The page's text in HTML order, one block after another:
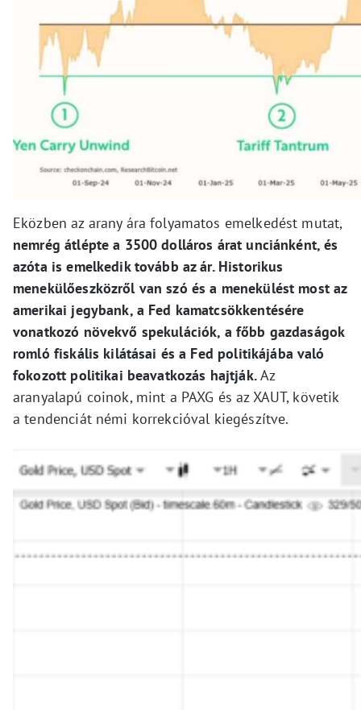
Eközben az arany ára folyamatos emelkedést mutat,
nemrég átlépte a 3500 dolláros árat unciánként, és
azóta is emelkedik tovább az ár. Historikus
menekülőeszközről van szó és a menekülést most az
amerikai jegybank, a Fed kamatcsökkentésére
vonatkozó növekvő spekulációk, a főbb gazdaságok
romló fiskális kilátásai és a Fed politikájába való
fokozott politikai beavatkozás hajtják.Az
aranyalapú coinok, mint a PAXG és az XAUT, követik
a tendenciát némi korrekcióval kiegészítve.